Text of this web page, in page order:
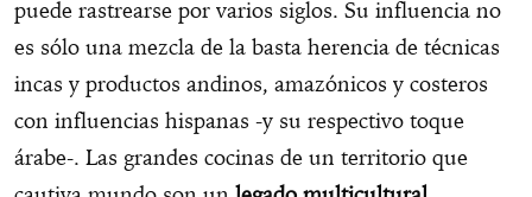
puede rastrearse por varios siglos. Su influencia no
es sólo una mezcla de la basta herencia de técnicas
incas y productos andinos, amazónicos y costeros
con influencias hispanas -y su respectivo toque
árabe-. Las grandes cocinas de un territorio que